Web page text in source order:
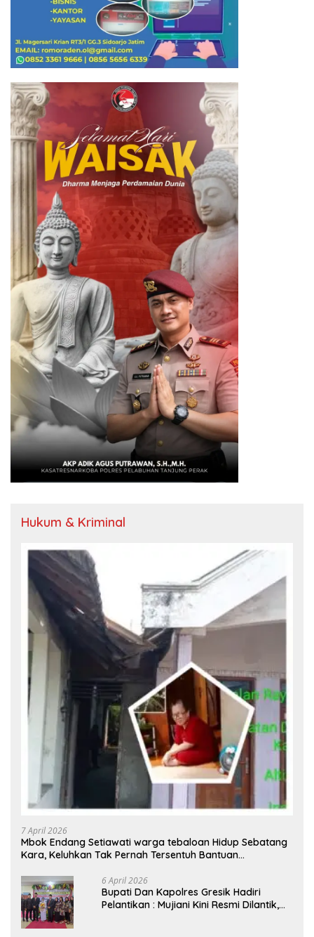
Hukum & Kriminal
7 April 2026
Mbok Endang Setiawati warga tebaloan Hidup Sebatang
Kara, Keluhkan Tak Pernah Tersentuh Bantuan
6 April 2026
​Bupati Dan Kapolres Gresik Hadiri
Pelantikan : Mujiani Kini Resmi Dilantik,